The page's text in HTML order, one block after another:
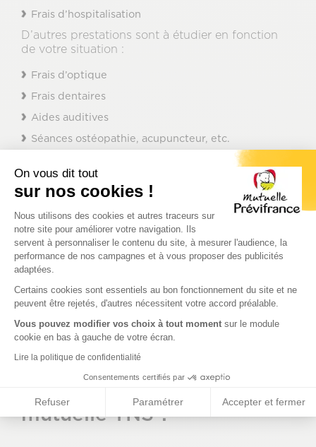
On vous dit tout
sur nos cookies !
Plateforme de Gestion du
Nous utilisons des cookies et autres traceurs sur
notre site pour améliorer votre navigation. Ils
servent à personnaliser le contenu du site, à mesurer l'audience, la
performance de nos campagnes et à vous proposer des publicités
adaptées.
Certains cookies sont essentiels au bon fonctionnement du site et ne
peuvent être rejetés, d'autres nécessitent votre accord préalable.
Vous pouvez modifier vos choix à tout moment sur le module
cookie en bas à gauche de votre écran.
Lire la politique de confidentialité
Consentements certifiés par
Refuser Paramétrer Accepter et fermer
Frais d’hospitalisation
D’autres prestations sont à étudier en fonction
de votre situation :
Frais d’optique
Frais dentaires
Aides auditives
Séances ostéopathie, acupuncteur, etc.
Afin de bien choisir les garanties de votre
mutuelle TNS, nous vous conseillons de faire le
point sur votre situation familiale et de bien
estimer vos besoins de santé. Avez-vous des
problèmes de vue ou d’audition ? Pratiquez-vous
des médecines douces ? Avez-vous besoin de
séances de kinésithérapie ? Prenez-vous un
traitement spécifique ? Autant de questions qu’il
faut se poser et qui vous permettront aussi
d’évaluer le coût de votre mutuelle. Afin de vous
aider dans l'évaluation de vos besoins, lisez notre
article "5 critères essentiels pour choisir votre
une bonne
mutuelle TNS ?